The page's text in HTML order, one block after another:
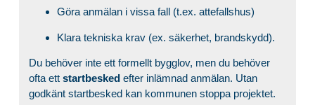
Göra anmälan i vissa fall (t.ex. attefallshus)
Klara tekniska krav (ex. säkerhet, brandskydd).
Du behöver inte ett formellt bygglov, men du behöver
ofta ett startbeskedefter inlämnad anmälan. Utan
godkänt startbesked kan kommunen stoppa projektet.